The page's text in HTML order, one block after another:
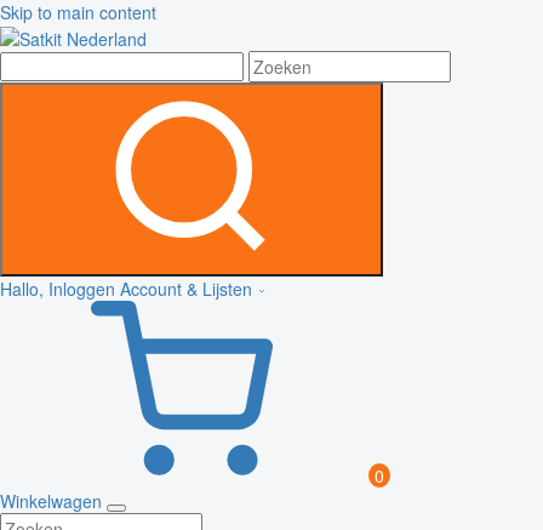
Skip to main content
Hallo, Inloggen Account & Lijsten
0
Winkelwagen